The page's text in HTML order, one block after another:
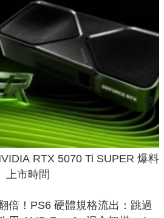
RTX 5070 Ti SUPER 爆料
上市時間
倍！PS6 硬體規格流出：跳過